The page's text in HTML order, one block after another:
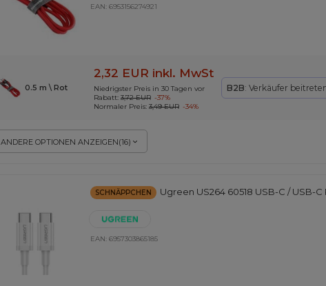
EAN: 6953156274921
ANDERE OPTIONEN ANZEIGEN(16)
0.5 m \ Rot
2,32 EUR inkl. MwSt
Niedrigster Preis in 30 Tagen vor
Rabatt: 3,72 EUR -37%
Normaler Preis: 3,49 EUR -34%
B2B: Verkäufer
SCHNÄPPCHEN Ugreen US264 60518 USB-C / USB-
EAN: 6957303865185